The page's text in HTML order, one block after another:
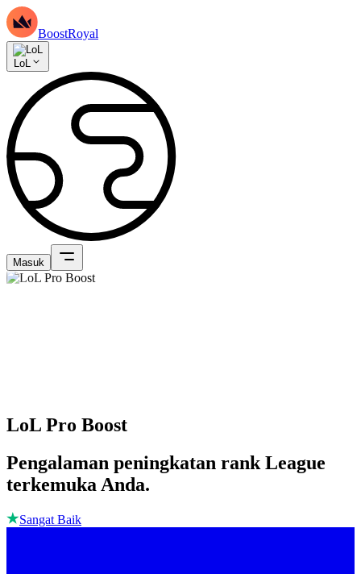
BoostRoyal
LoL
Masuk
LoL Pro Boost
Pengalaman peningkatan rank League
terkemuka Anda.
Sangat Baik